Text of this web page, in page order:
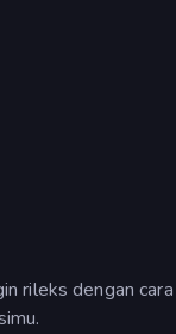
rileks dengan